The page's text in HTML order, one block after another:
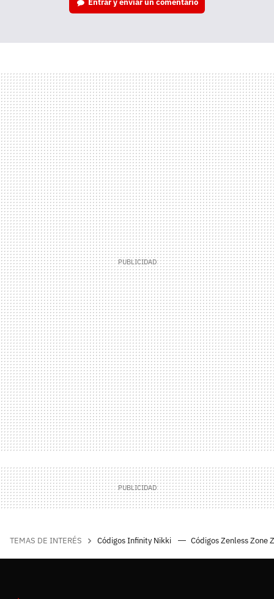
TEMAS DE INTERÉS Códigos Infinity Nikki Códigos Zenless Zone